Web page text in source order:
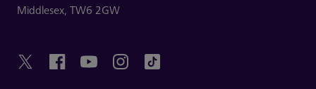
Middlesex, TW6 2GW